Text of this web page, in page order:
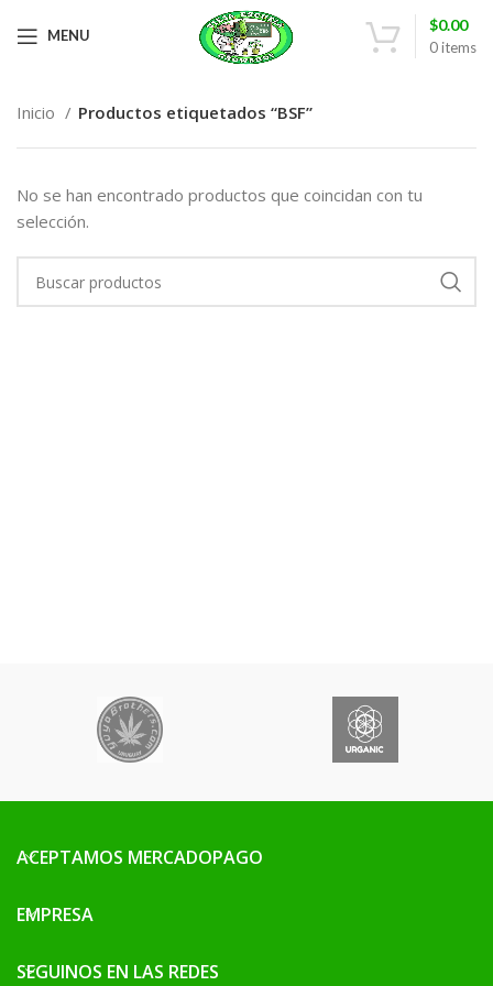
MENU
0items
$0.00
Inicio Productos etiquetados “BSF”
No se han encontrado productos que coincidan con tu
selección.
ACEPTAMOS MERCADOPAGO
EMPRESA
SEGUINOS EN LAS REDES